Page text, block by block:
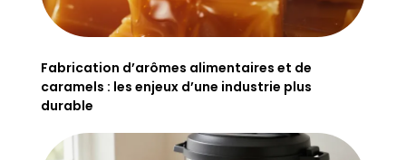
Fabrication d’arômes alimentaires et de
caramels : les enjeux d’une industrie plus
durable